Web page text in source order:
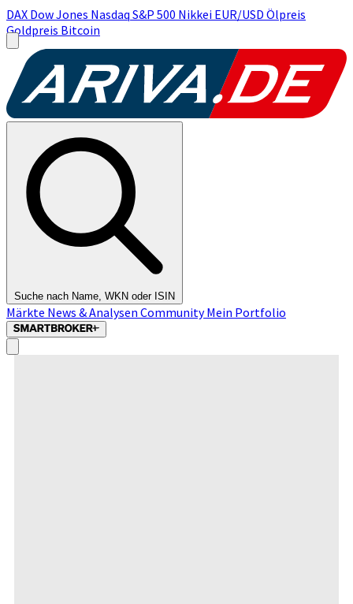
DAX Dow Jones Nasdaq S&P 500 Nikkei EUR/USD Ölpreis
Goldpreis Bitcoin
Suche nach Name, WKN oder ISIN
Märkte News & Analysen CommunityMein Portfolio